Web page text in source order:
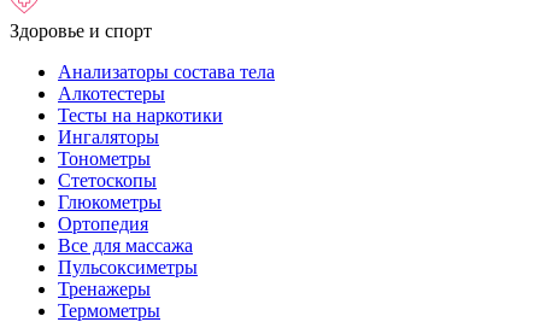
Здоровье и спорт
Анализаторы состава тела
Алкотестеры
Тесты на наркотики
Ингаляторы
Тонометры
Стетоскопы
Глюкометры
Ортопедия
Все для массажа
Пульсоксиметры
Тренажеры
Термометры